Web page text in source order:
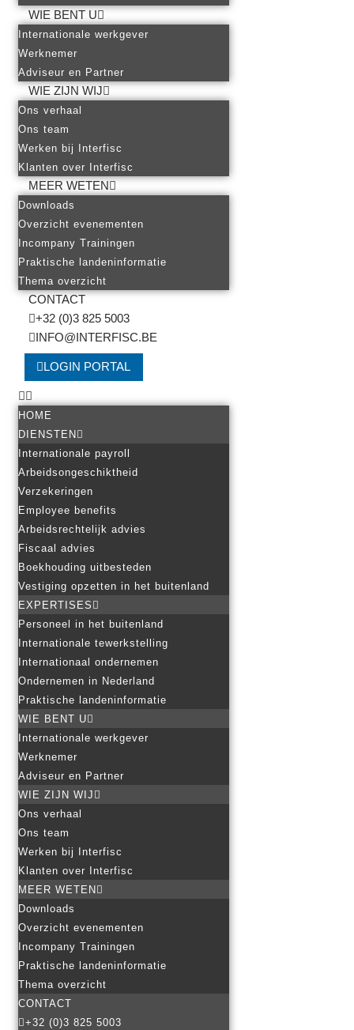
WIE BENT U
Internationale werkgever
Werknemer
Adviseur en Partner
WIE ZIJN WIJ
Ons verhaal
Ons team
Werken bij Interfisc
Klanten over Interfisc
MEER WETEN
Downloads
Overzicht evenementen
Incompany Trainingen
Praktische landeninformatie
Thema overzicht
CONTACT
+32 (0)3 825 5003
INFO@INTERFISC.BE
LOGIN PORTAL
HOME
DIENSTEN
Internationale payroll
Arbeidsongeschiktheid
Verzekeringen
Employee benefits
Arbeidsrechtelijk advies
Fiscaal advies
Boekhouding uitbesteden
Vestiging opzetten in het buitenland
EXPERTISES
Personeel in het buitenland
Internationale tewerkstelling
Internationaal ondernemen
Ondernemen in Nederland
Praktische landeninformatie
WIE BENT U
Internationale werkgever
Werknemer
Adviseur en Partner
WIE ZIJN WIJ
Ons verhaal
Ons team
Werken bij Interfisc
Klanten over Interfisc
MEER WETEN
Downloads
Overzicht evenementen
Incompany Trainingen
Praktische landeninformatie
Thema overzicht
CONTACT
+32 (0)3 825 5003